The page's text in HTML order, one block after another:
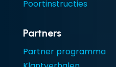
Poortinstructies
Partners
Partner programma